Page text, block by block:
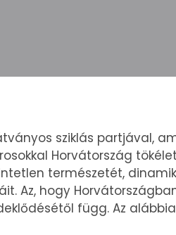
sziklás partjával,
Horvátország
természetét,
Az, hogy
függ. Az